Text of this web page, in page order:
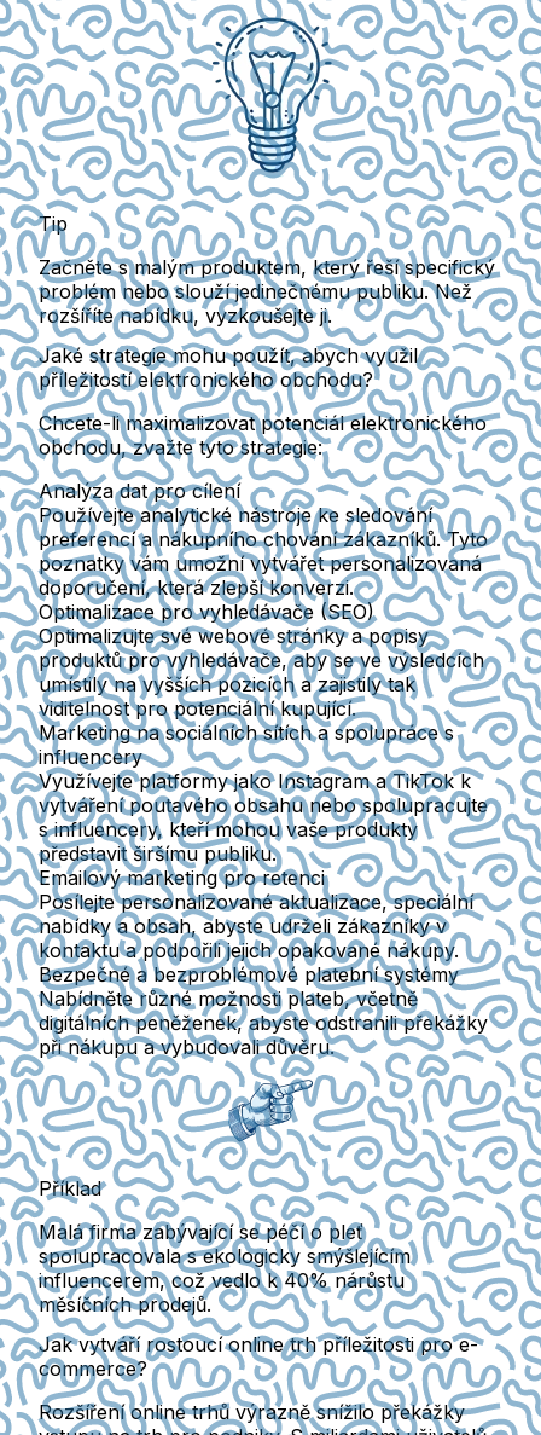
Tip
Začněte s malým produktem, který řeší specifický
problém nebo slouží jedinečnému publiku. Než
rozšíříte nabídku, vyzkoušejte ji.
Jaké strategie mohu použít, abych využil
příležitostí elektronického obchodu?
Chcete-li maximalizovat potenciál elektronického
obchodu, zvažte tyto strategie:
Analýza dat pro cílení
Používejte analytické nástroje ke sledování
preferencí a nákupního chování zákazníků. Tyto
poznatky vám umožní vytvářet personalizovaná
doporučení, která zlepší konverzi.
Optimalizace pro vyhledávače (SEO)
Optimalizujte své webové stránky a popisy
produktů pro vyhledávače, aby se ve výsledcích
umístily na vyšších pozicích a zajistily tak
viditelnost pro potenciální kupující.
Marketing na sociálních sítích a spolupráce s
influencery
Využívejte platformy jako Instagram a TikTok k
vytváření poutavého obsahu nebo spolupracujte
s influencery, kteří mohou vaše produkty
představit širšímu publiku.
Emailový marketing pro retenci
Posílejte personalizované aktualizace, speciální
nabídky a obsah, abyste udrželi zákazníky v
kontaktu a podpořili jejich opakované nákupy.
Bezpečné a bezproblémové platební systémy
Nabídněte různé možnosti plateb, včetně
digitálních peněženek, abyste odstranili překážky
při nákupu a vybudovali důvěru.
Příklad
Malá firma zabývající se péčí o pleť
spolupracovala s ekologicky smýšlejícím
influencerem, což vedlo k 40% nárůstu
měsíčních prodejů.
Jak vytváří rostoucí online trh příležitosti pro e-
commerce?
Rozšíření online trhů výrazně snížilo překážky